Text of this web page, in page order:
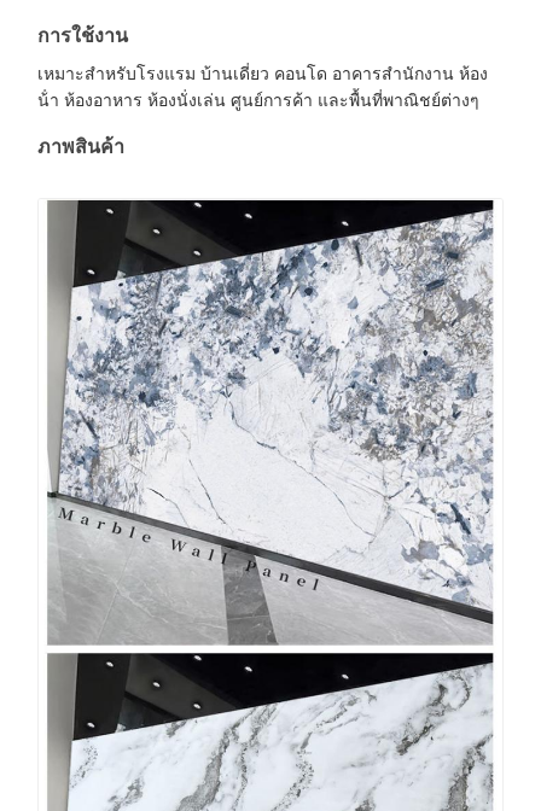
การใช้งาน
เหมาะสําหรับโรงแรม บ้านเดี่ยว คอนโด อาคารสํานักงาน ห้อง
น้ํา ห้องอาหาร ห้องนั่งเล่น ศูนย์การค้า และพื้นที่พาณิชย์ต่างๆ
ภาพสินค้า